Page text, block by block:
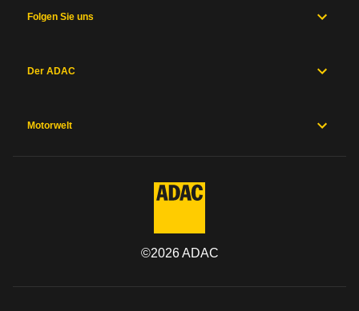
Folgen Sie uns
Der ADAC
Motorwelt
©2026ADAC